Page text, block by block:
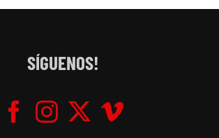
SÍGUENOS!